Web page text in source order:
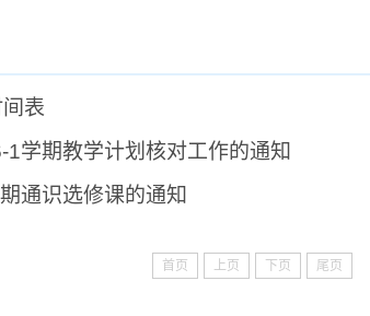
表
学期教学计划核对工作的通知
通识选修课的通知
首页 上页 下页 尾页